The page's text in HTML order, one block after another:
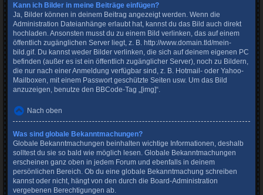
Kann ich Bilder in meine Beiträge einfügen?
Ja, Bilder können in deinem Beitrag angezeigt werden. Wenn die
Administration Dateianhänge erlaubt hat, kannst du das Bild auch direkt
hochladen. Ansonsten musst du zu einem Bild verlinken, das auf einem
öffentlich zugänglichen Server liegt, z. B. http://www.domain.tld/mein-
bild.gif. Du kannst weder Bilder verlinken, die sich auf deinem eigenen PC
befinden (außer es ist ein öffentlich zugänglicher Server), noch zu Bildern,
die nur nach einer Anmeldung verfügbar sind, z. B. Hotmail- oder Yahoo-
Mailboxen, mit einem Passwort geschützte Seiten usw. Um das Bild
anzuzeigen, benutze den BBCode-Tag „[img]“.
Nach oben
Was sind globale Bekanntmachungen?
Globale Bekanntmachungen beinhalten wichtige Informationen, deshalb
solltest du sie so bald wie möglich lesen. Globale Bekanntmachungen
erscheinen ganz oben in jedem Forum und ebenfalls in deinem
persönlichen Bereich. Ob du eine globale Bekanntmachung schreiben
kannst oder nicht, hängt von den durch die Board-Administration
vergebenen Berechtigungen ab.